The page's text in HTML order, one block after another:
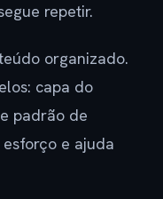
repetir.
organizado.
capa do
padrão de
e ajuda